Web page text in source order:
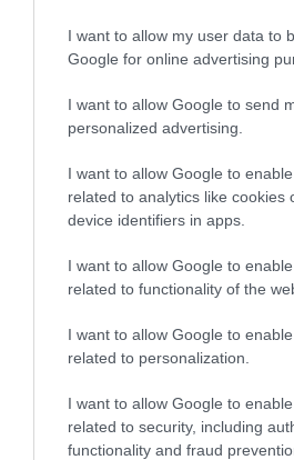
I want to allow my user data to
Google for online advertising
I want to allow Google to send
personalized advertising.
I want to allow Google to
related to analytics like cookies
device identifiers in apps.
I want to allow Google to
related to functionality of the
I want to allow Google to
related to personalization.
I want to allow Google to
related to security, including
functionality and fraud
Betlehem Dávid nyerte a
Magyar Péter: Tízéves
top cikkek:
top fórum
Tanár Úr gyere, mindjárt lesz Lillád!
AZ IGAZSÁG SOHA NEM KÉSŐ
JólVanna
Mit szólsz? Ide minden baromságot...